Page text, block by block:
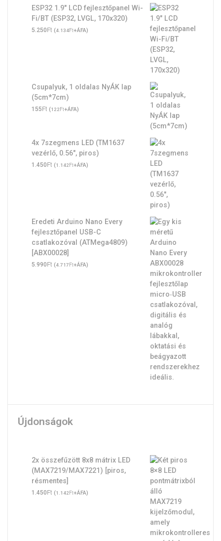
ESP32 1.9" LCD fejlesztőpanel Wi-
Fi/BT (ESP32, LVGL, 170x320)
5.250Ft (4.134Ft+ÁFA)
Csupalyuk, 1 oldalas NyÁK lap
(5cm*7cm)
155Ft (122Ft+ÁFA)
4x 7szegmens LED (TM1637
vezérlő, 0.56", piros)
1.450Ft (1.142Ft+ÁFA)
Eredeti Arduino Nano Every
fejlesztőpanel USB-C
csatlakozóval (ATMega4809)
[ABX00028]
5.990Ft (4.717Ft+ÁFA)
Újdonságok
2x összefűzött 8x8 mátrix LED
(MAX7219/MAX7221) [piros,
résmentes]
1.450Ft (1.142Ft+ÁFA)